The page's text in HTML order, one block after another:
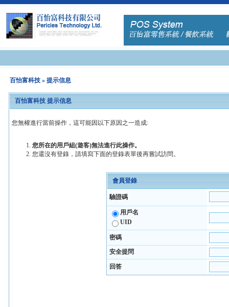
百怡富科技 » 提示信息
百怡富科技 提示信息
您無權進行當前操作，這可能因以下原因之一造成:
您所在的用戶組(遊客)無法進行此操作。
您還沒有登錄，請填寫下面的登錄表單後再嘗試訪問。
會員登錄
驗證碼
用戶名
UID
密碼
安全提問
回答